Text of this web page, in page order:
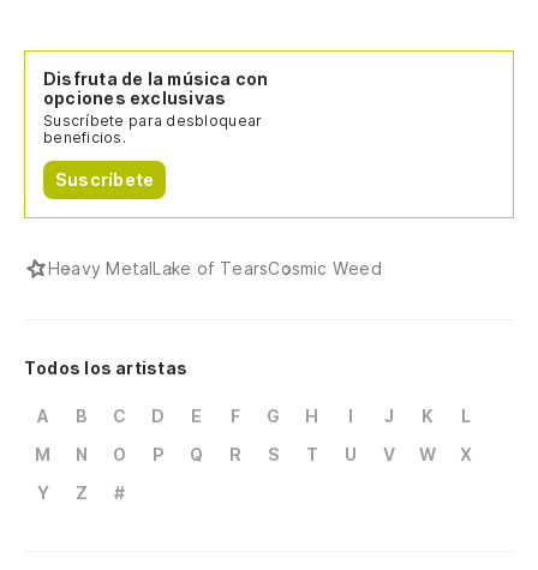
Disfruta de la música con
opciones exclusivas
Suscríbete para desbloquear
beneficios.
Suscríbete
Heavy MetalLake of TearsCosmic Weed
Todos los artistas
A B C D E F G H I J K
L
M
N O P Q R S T U V W
X
Y
Z #